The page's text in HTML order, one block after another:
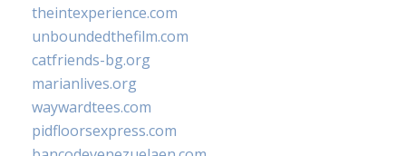
theintexperience.com
unboundedthefilm.com
catfriends-bg.org
marianlives.org
waywardtees.com
pidfloorsexpress.com